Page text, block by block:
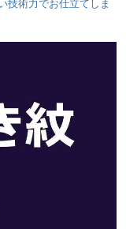
技術力でお仕立てしま